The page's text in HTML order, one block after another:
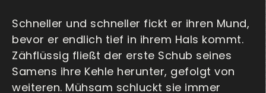
Schneller und schneller fickt er ihren Mund,
bevor er endlich tief in ihrem Hals kommt.
Zähflüssig fließt der erste Schub seines
Samens ihre Kehle herunter, gefolgt von
weiteren. Mühsam schluckt sie immer